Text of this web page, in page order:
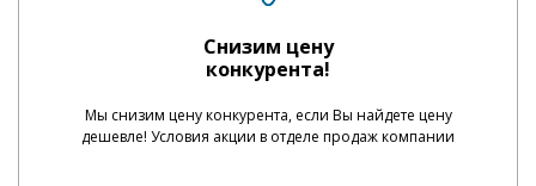
Снизим цену
конкурента!
Мы снизим цену конкурента, если Вы найдете цену
дешевле! Условия акции в отделе продаж компании